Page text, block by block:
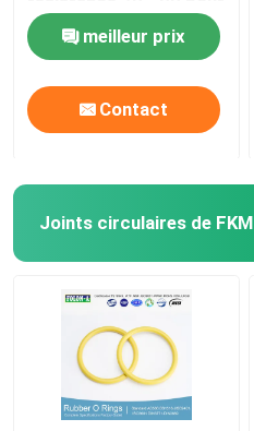
des compresseurs à
gaz
meilleur prix
Contact
Joints circulaires de FKM